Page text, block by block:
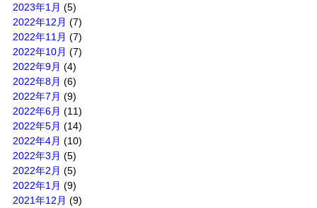
2023年1月 (5)
2022年12月 (7)
2022年11月 (7)
2022年10月 (7)
2022年9月 (4)
2022年8月 (6)
2022年7月 (9)
2022年6月 (11)
2022年5月 (14)
2022年4月 (10)
2022年3月 (5)
2022年2月 (5)
2022年1月 (9)
2021年12月 (9)